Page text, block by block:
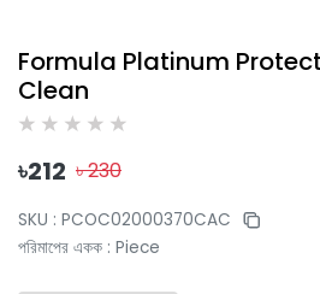
Formula Platinum
Clean
৳212 ৳230
SKU : PCOC02000370CAC
পরিমাপের একক : Piece